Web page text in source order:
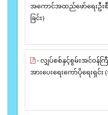
အကောင်အထည်ဖော်ရေးဦး
ခြင်း)
- လျှပ်စစ်နှင့်စွမ်းအင်ဝန်က
အားပေးရေးကော်ပိုရေးရှင်